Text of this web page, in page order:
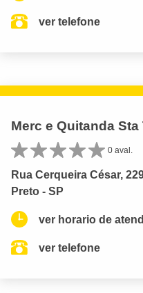
ver telefone
Merc e Quitanda Sta
0 aval.
Rua Cerqueira César,
Preto - SP
ver horario de
ver telefone